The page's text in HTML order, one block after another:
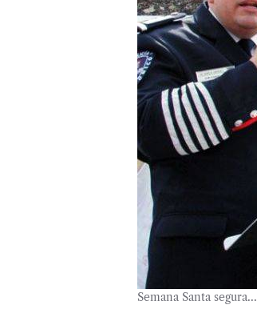
Semana Santa segura...